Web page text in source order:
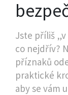
Jste příliš
co nejdřív?
příznaků
praktické
aby se vám